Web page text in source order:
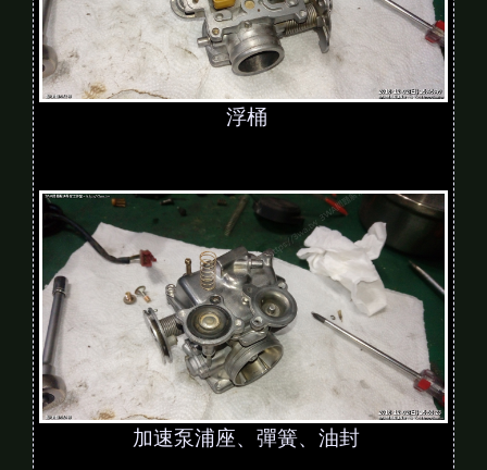
浮桶
加速泵浦座、彈簧、油封